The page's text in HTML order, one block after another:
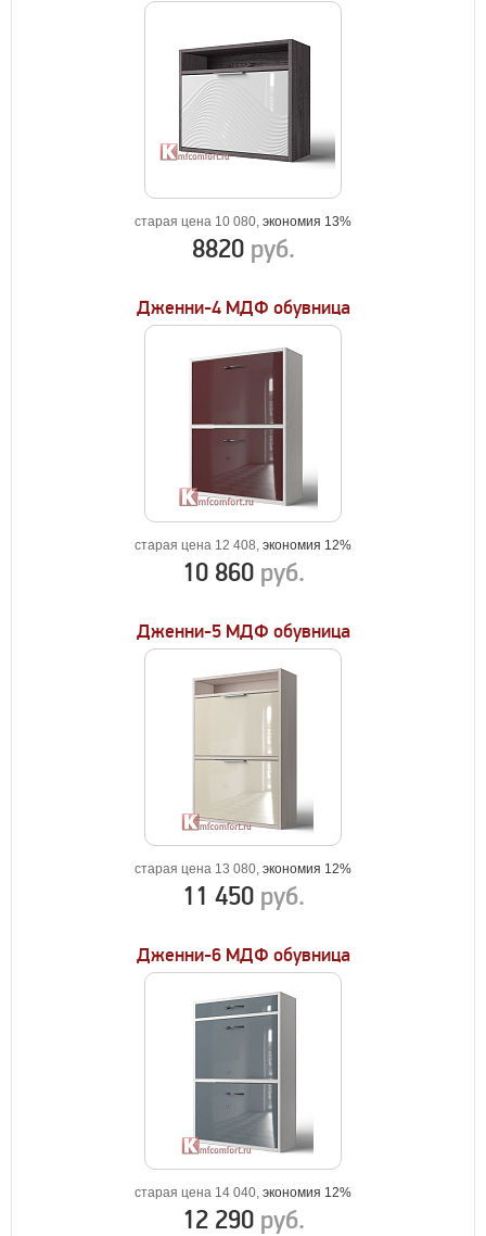
старая цена 10 080, экономия 13%
8820 руб.
Дженни-4 МДФ обувница
старая цена 12 408, экономия 12%
10 860 руб.
Дженни-5 МДФ обувница
старая цена 13 080, экономия 12%
11 450 руб.
Дженни-6 МДФ обувница
старая цена 14 040, экономия 12%
12 290 руб.